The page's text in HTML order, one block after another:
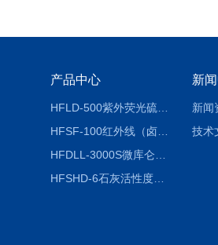
产品中心
HFLD-500紫外荧光硫氮仪
HFSF-100红外线（卤素）水分测定仪
HFSHD-6石灰活性度测定仪
新
新闻
技术